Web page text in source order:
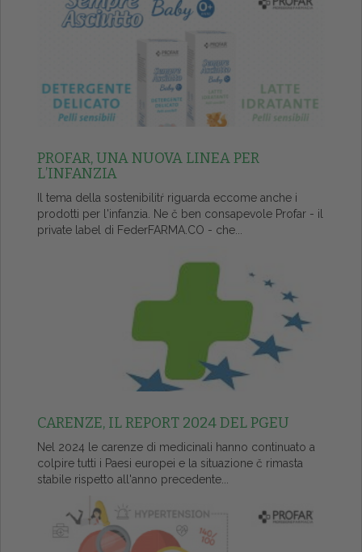
PROFAR, UNA NUOVA LINEA PER
L’INFANZIA
Il tema della sostenibilitŕ riguarda eccome anche i
prodotti per l'infanzia. Ne č ben consapevole Profar - il
private label di FederFARMA.CO - che...
CARENZE, IL REPORT 2024 DEL PGEU
Nel 2024 le carenze di medicinali hanno continuato a
colpire tutti i Paesi europei e la situazione č rimasta
stabile rispetto all'anno precedente...